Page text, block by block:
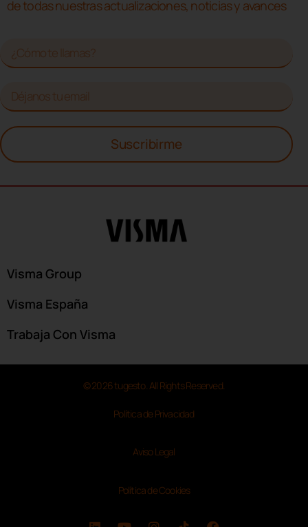
de todas nuestras actualizaciones, noticias y avances
Suscribirme
Visma Group
Visma España
Trabaja Con Visma
© 2026 tugesto. All Rights Reserved.
Política de Privacidad
Aviso Legal
Política de Cookies